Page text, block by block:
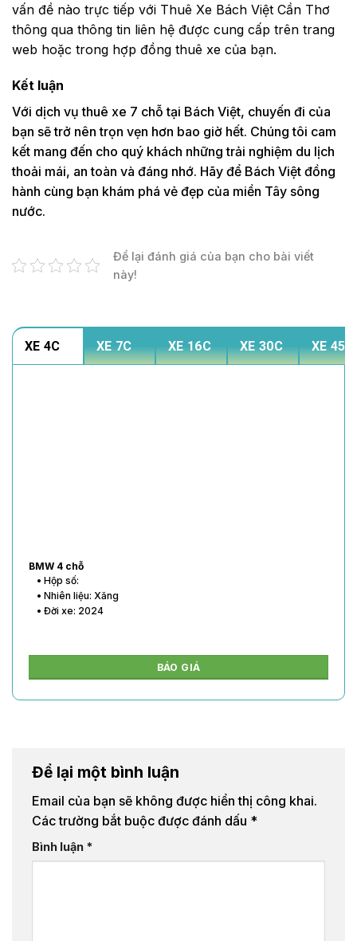
vấn đề nào trực tiếp với Thuê Xe Bách Việt Cần Thơ
thông qua thông tin liên hệ được cung cấp trên trang
web hoặc trong hợp đồng thuê xe của bạn.
Kết luận
Với dịch vụ thuê xe 7 chỗ tại Bách Việt, chuyến đi của
bạn sẽ trở nên trọn vẹn hơn bao giờ hết. Chúng tôi cam
kết mang đến cho quý khách những trải nghiệm du lịch
thoải mái, an toàn và đáng nhớ. Hãy để Bách Việt đồng
hành cùng bạn khám phá vẻ đẹp của miền Tây sông
nước.
Để lại đánh giá của bạn cho bài viết
này!
XE 4C XE 7C XE 16C XE 30C XE 45C
BMW 4 chỗ
• Hộp số:
• Nhiên liệu: Xăng
• Đời xe: 2024
BÁO GIÁ
Để lại một bình luận
Email của bạn sẽ không được hiển thị công khai.
Các trường bắt buộc được đánh dấu *
Bình luận *